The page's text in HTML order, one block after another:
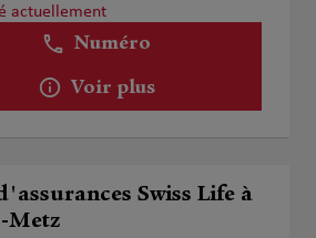
actuellement
Numéro
Voir plus
Swiss Life à
Metz